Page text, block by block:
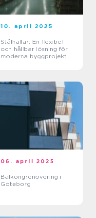
10. april 2025
Stålhallar: En flexibel
och hållbar lösning för
moderna byggprojekt
06. april 2025
Balkongrenovering i
Göteborg